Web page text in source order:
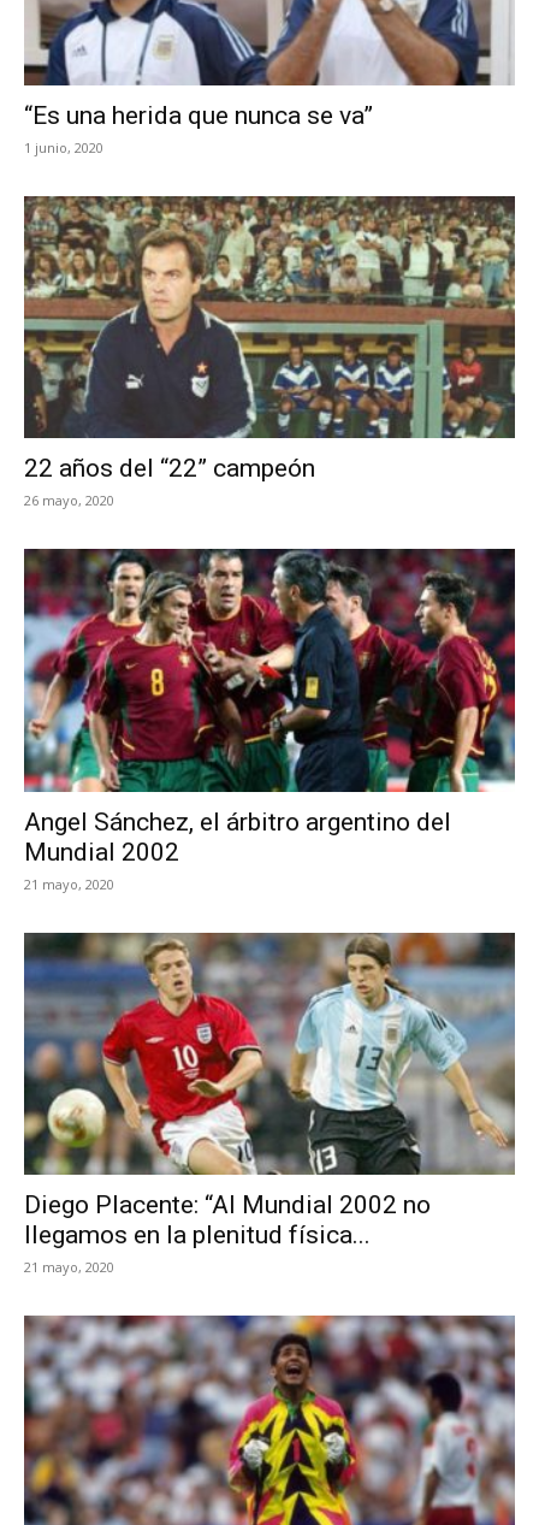
“Es una herida que nunca se va”
1 junio, 2020
22 años del “22” campeón
26 mayo, 2020
Angel Sánchez, el árbitro argentino del
Mundial 2002
21 mayo, 2020
Diego Placente: “Al Mundial 2002 no
llegamos en la plenitud física...
21 mayo, 2020